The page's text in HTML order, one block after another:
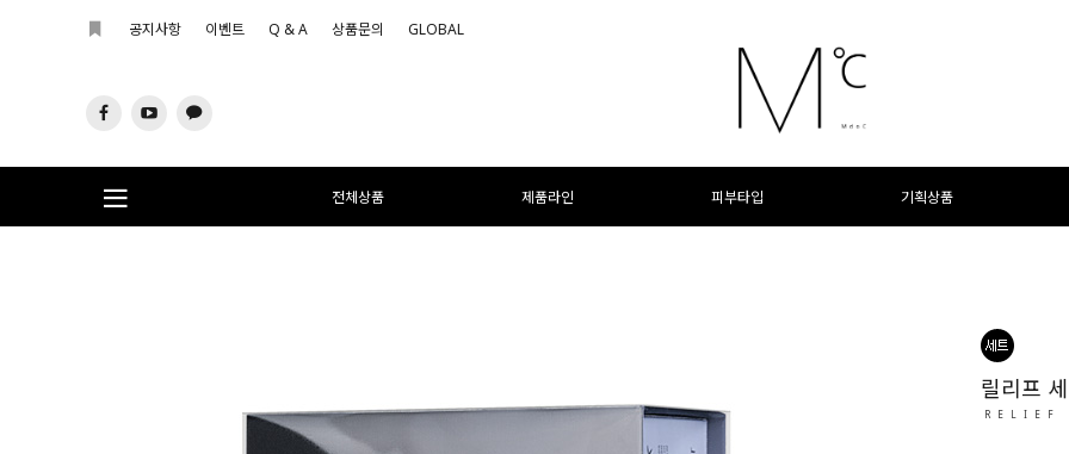
공지사항 이벤트 Q & A 상품문의 GLOBAL
전체상품 제품라인 피부타입 기획상품
릴리프
RELIEF